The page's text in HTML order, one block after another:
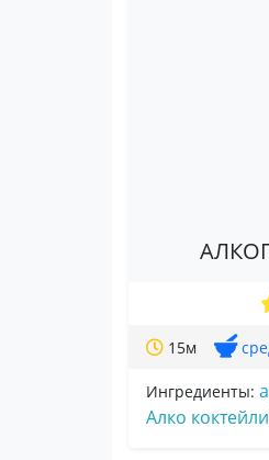
15м
Ингредиенты:
Алко коктейли